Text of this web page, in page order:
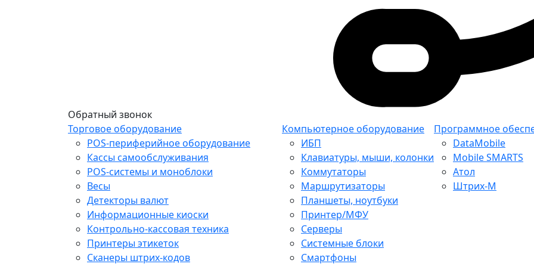
Обратный звонок
Торговое оборудование
POS-периферийное оборудование
Кассы самообслуживания
POS-системы и моноблоки
Весы
Детекторы валют
Информационные киоски
Контрольно-кассовая техника
Принтеры этикеток
Сканеры штрих-кодов
Компьютерное оборудование
ИБП
Клавиатуры, мыши, колонки
Коммутаторы
Маршрутизаторы
Планшеты, ноутбуки
Принтер/МФУ
Серверы
Системные блоки
Смартфоны
Программное
DataMobile
Mobile SMARTS
Атол
Штрих-М